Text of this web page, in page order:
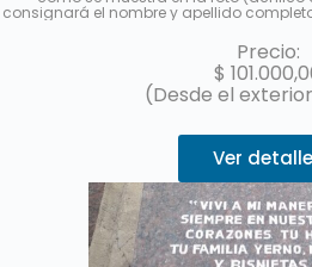
consignará el nombre y apellido
sepultura) de cada fallecido. Se enviará
trabajo. Hasta 3 cuotas sinPrecio:
$
(Desde el
Ver